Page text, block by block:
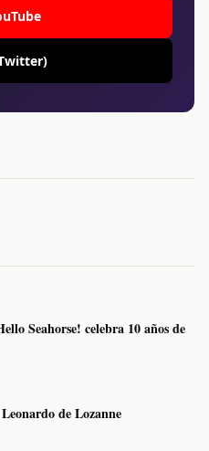
Seahorse! celebra 10 años de
de Lozanne